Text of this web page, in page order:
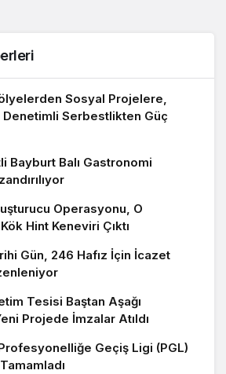
Sosyal Projelere,
Serbestlikten Güç
Bayburt Balı Gastronomi
Operasyonu, O
Hint Keneviri Çıktı
Gün, 246 Hafız İçin İcazet
Tesisi Baştan Aşağı
Projede İmzalar Atıldı
Geçiş Ligi (PGL)